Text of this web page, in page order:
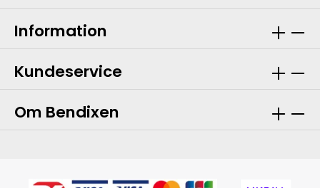
Information
Kundeservice
Om Bendixen